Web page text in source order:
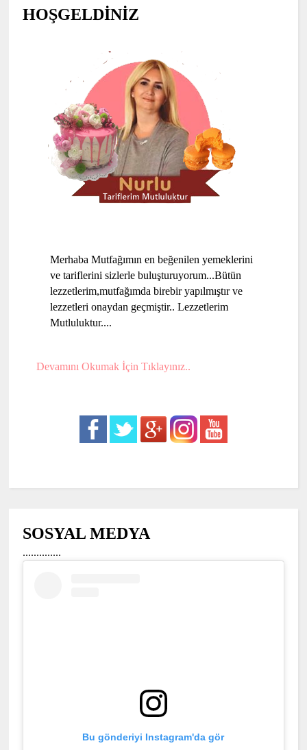
HOŞGELDİNİZ
Merhaba Mutfağımın en beğenilen yemeklerini
ve tariflerini sizlerle buluşturuyorum...Bütün
lezzetlerim,mutfağımda birebir yapılmıştır ve
lezzetleri onaydan geçmiştir.. Lezzetlerim
Mutluluktur....
Devamını Okumak İçin Tıklayınız..
SOSYAL MEDYA
..............
Bu gönderiyi Instagram'da gör